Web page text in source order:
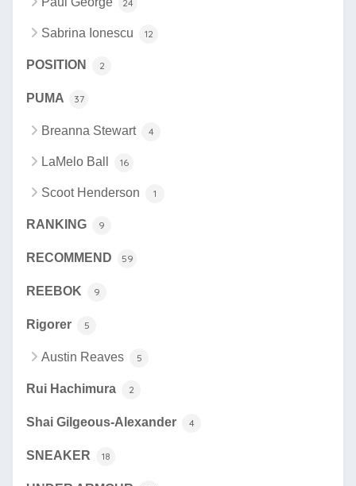
24
Sabrina Ionescu 12
POSITION 2
PUMA 37
Breanna Stewart 4
LaMelo Ball 16
Scoot Henderson 1
RANKING 9
RECOMMEND 59
REEBOK 9
Rigorer 5
Austin Reaves 5
Rui Hachimura 2
Shai Gilgeous-Alexander 4
SNEAKER 18